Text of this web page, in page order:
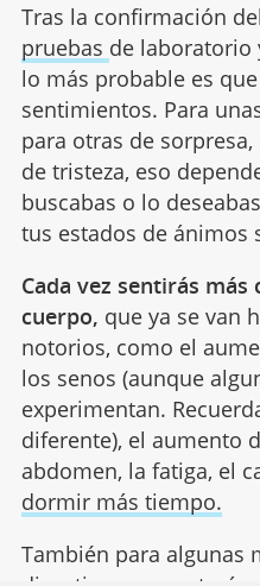
Tras la confirmación
pruebas de laboratorio
lo más probable es
sentimientos. Para
para otras de
de tristeza, eso
buscabas o lo
tus estados de ánimos
Cada vez sentirás
cuerpo, que ya se van
notorios, como el
los senos (aunque
experimentan.
diferente), el aumento
abdomen, la fatiga, el
dormir más tiempo.
También para algunas